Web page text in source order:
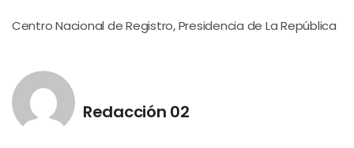
Centro Nacional de Registro, Presidencia de La República
Redacción 02